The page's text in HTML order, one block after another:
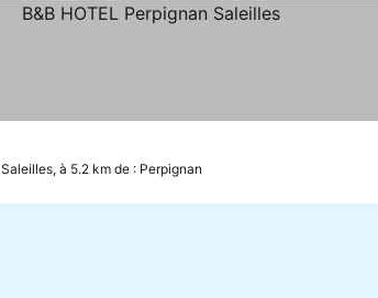
Saleilles, à 5.2 km de : Perpignan